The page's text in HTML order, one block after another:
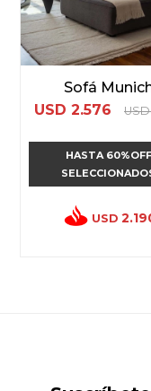
Sofá
USD 2.576 USD
HASTA 60%OFF
USD